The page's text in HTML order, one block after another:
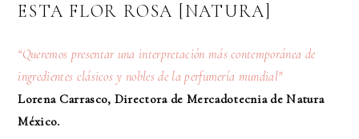
ESTA FLOR ROSA [NATURA]
“Queremos presentar una interpretación más contemporánea de
ingredientes clásicos y nobles de la perfumería mundial"
Lorena Carrasco, Directora de Mercadotecnia de Natura
México.